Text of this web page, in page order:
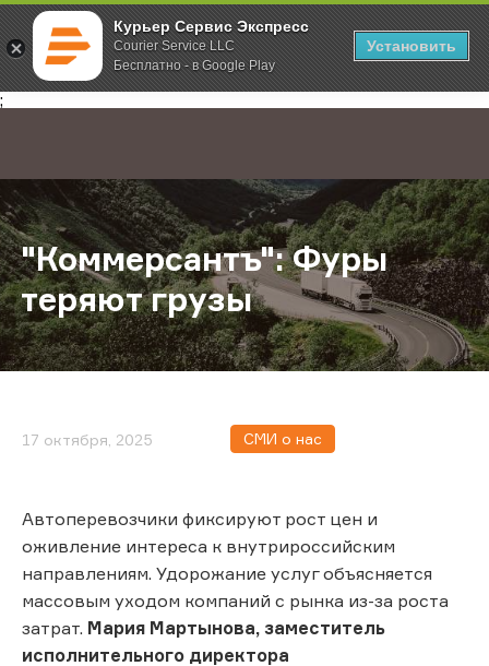
Курьер Сервис Экспресс
Courier Service LLC
Бесплатно - в Google Play
Установить
;
Главная О компании Новости "Коммерсантъ": Фуры теряют
"Коммерсантъ": Фуры
теряют грузы
17 октября, 2025 СМИ о нас
Автоперевозчики фиксируют рост цен и
оживление интереса к внутрироссийским
направлениям. Удорожание услуг объясняется
массовым уходом компаний с рынка из-за роста
затрат. Мария Мартынова, заместитель
исполнительного директора